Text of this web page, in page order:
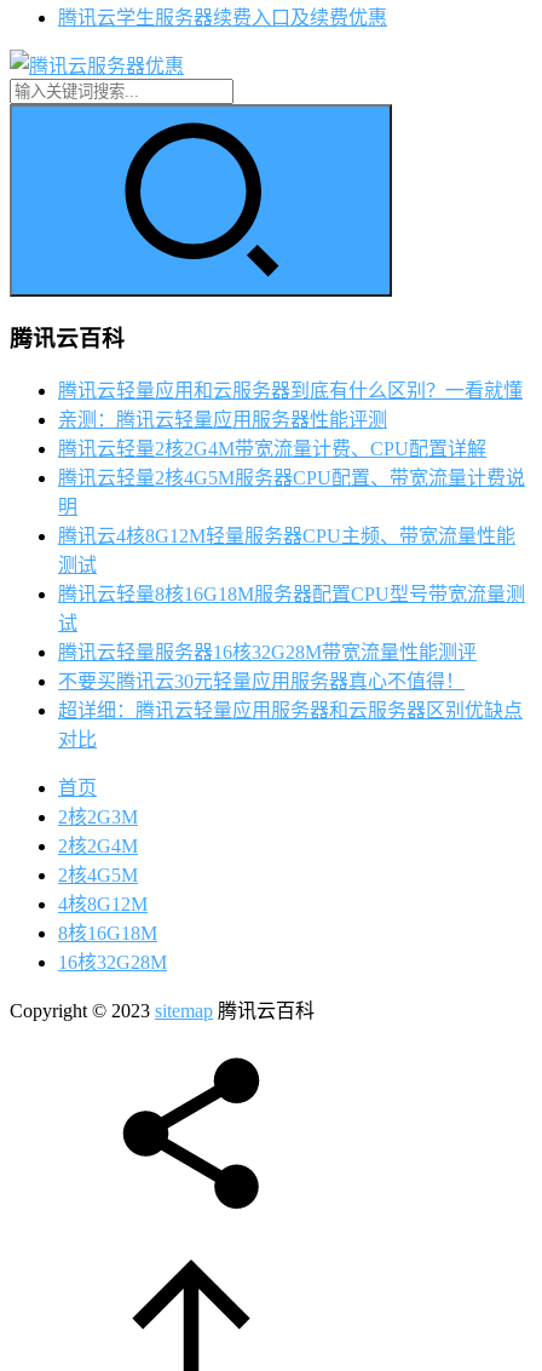
腾讯云学生服务器续费入口及续费优惠
腾讯云百科
腾讯云轻量应用和云服务器到底有什么区别？一看就懂
亲测：腾讯云轻量应用服务器性能评测
腾讯云轻量2核2G4M带宽流量计费、CPU配置详解
腾讯云轻量2核4G5M服务器CPU配置、带宽流量计费说
明
腾讯云4核8G12M轻量服务器CPU主频、带宽流量性能
测试
腾讯云轻量8核16G18M服务器配置CPU型号带宽流量测
试
腾讯云轻量服务器16核32G28M带宽流量性能测评
不要买腾讯云30元轻量应用服务器真心不值得！
超详细：腾讯云轻量应用服务器和云服务器区别优缺点
对比
首页
2核2G3M
2核2G4M
2核4G5M
4核8G12M
8核16G18M
16核32G28M
Copyright © 2023 sitemap 腾讯云百科